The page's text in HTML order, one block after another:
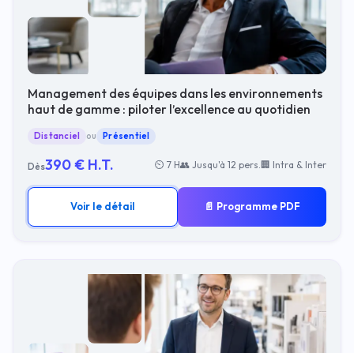
Management des équipes dans les environnements
haut de gamme : piloter l’excellence au quotidien
Distanciel ou Présentiel
Dès390 € H.T. ⏲ 7 H👥 Jusqu'à 12 pers.🏢 Intra & Inter
Voir le détail 📄 Programme PDF